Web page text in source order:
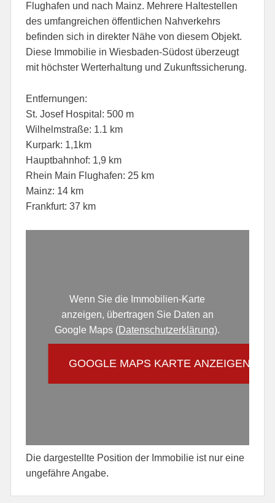
Flughafen und nach Mainz. Mehrere Haltestellen
des umfangreichen öffentlichen Nahverkehrs
befinden sich in direkter Nähe von diesem Objekt.
Diese Immobilie in Wiesbaden-Südost überzeugt
mit höchster Werterhaltung und Zukunftssicherung.
Entfernungen:
St. Josef Hospital: 500 m
Wilhelmstraße: 1.1 km
Kurpark: 1,1km
Hauptbahnhof: 1,9 km
Rhein Main Flughafen: 25 km
Mainz: 14 km
Frankfurt: 37 km
Wenn Sie die Immobilien-Karte
anzeigen, übertragen Sie Daten an
Google Maps (Datenschutzerklärung).
GOOGLE MAPS KARTE ANZEIGEN
Die dargestellte Position der Immobilie ist nur eine
ungefähre Angabe.